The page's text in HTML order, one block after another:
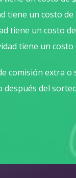
tiene un costo de
tiene un costo
tiene un costo
comisión extra o
del